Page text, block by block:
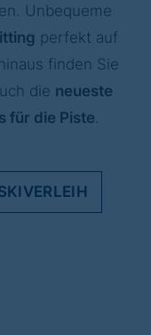
Unbequeme
perfekt auf
finden Sie
die neueste
für die Piste